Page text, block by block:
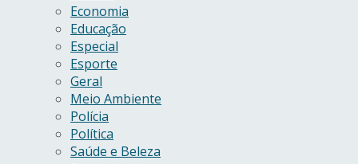
Economia
Educação
Especial
Esporte
Geral
Meio Ambiente
Polícia
Política
Saúde e Beleza